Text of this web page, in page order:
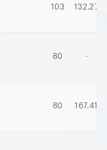
103 132.27
80 -
80 167.41